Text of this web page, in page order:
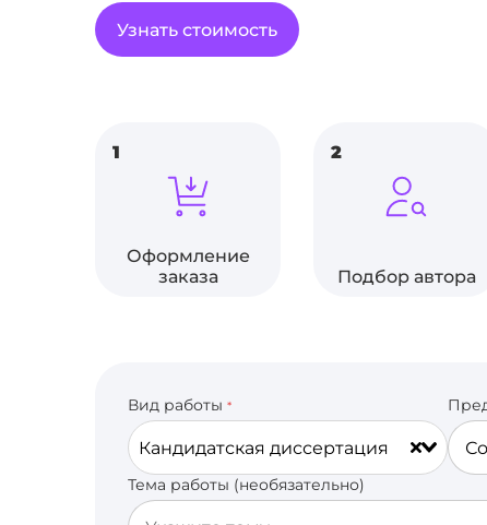
Узнать стоимость
1
Оформление
заказа
2
Подбор автора
Вид работы *
Кандидатская диссертация
Тема работы (необязательно)